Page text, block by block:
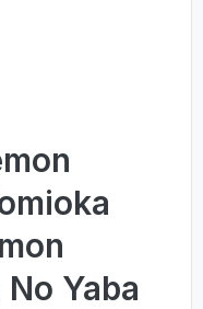
Yaba